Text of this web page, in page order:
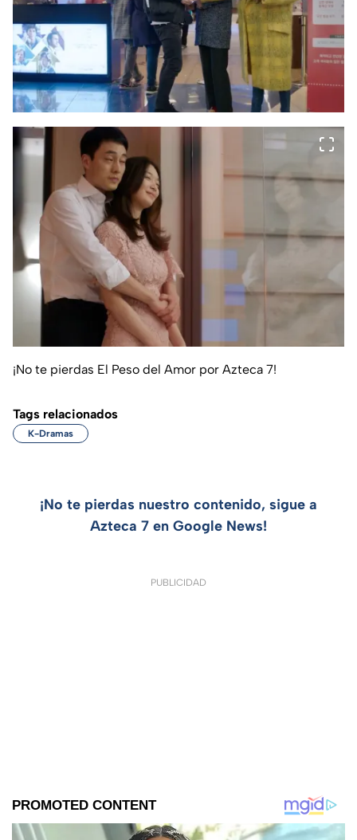
¡No te pierdas El Peso del Amor por Azteca 7!
Tags relacionados
K-Dramas
¡No te pierdas nuestro contenido, sigue a
Azteca 7 en Google News!
PUBLICIDAD